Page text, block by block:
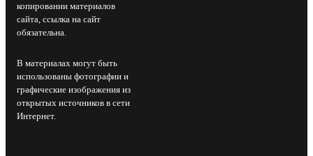
копировании материалов
сайта, ссылка на сайт
обязательна.
В материалах могут быть
использованы фотографии и
графические изображения из
открытых источников в сети
Интернет.